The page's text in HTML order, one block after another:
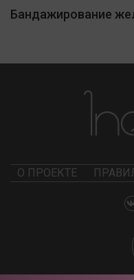
Бандажирование
О ПРОЕКТЕ